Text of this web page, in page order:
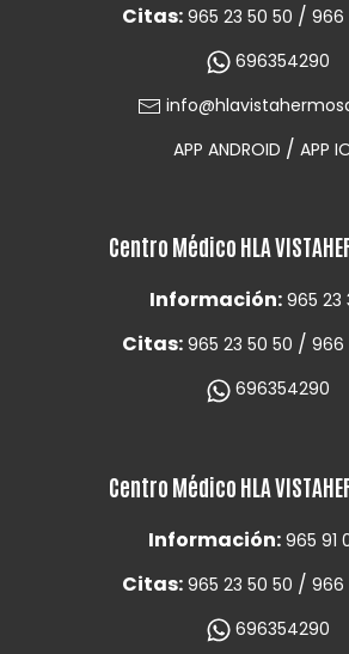
Citas: 965 23 50 50 / 966
696354290
APP ANDROID / APP
Centro Médico HLA
Información: 965 23
Citas: 965 23 50 50 / 966
696354290
Centro Médico HLA
Información: 965 91
Citas: 965 23 50 50 / 966
696354290